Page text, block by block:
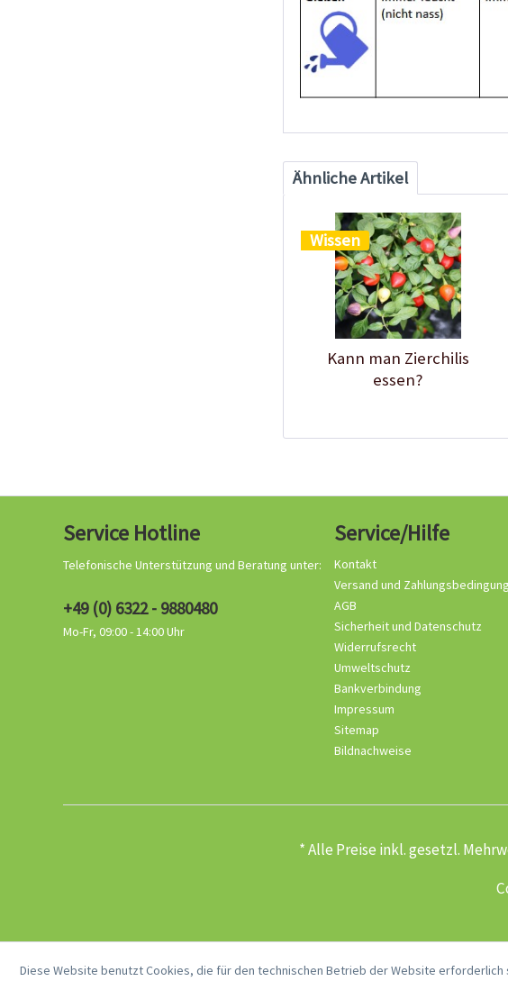
Ähnliche Artikel
Wissen
Kann man Zierchilis
essen?
Service Hotline
Telefonische Unterstützung und Beratung unter:
+49 (0) 6322 - 9880480
Mo-Fr, 09:00 - 14:00 Uhr
Service/Hilfe
Kontakt
Versand und
AGB
Sicherheit und Datenschutz
Widerrufsrecht
Umweltschutz
Bankverbindung
Impressum
Sitemap
Bildnachweise
* Alle Preise inkl. gesetzl.
Diese Website benutzt Cookies, die für den technischen Betrieb der Website